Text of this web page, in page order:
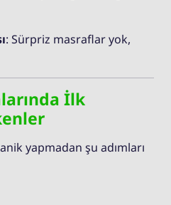
: Sürpriz masraflar yok,
İlk
yapmadan şu adımları